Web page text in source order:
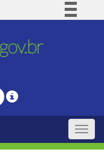
Comunica BR
Legislação
Toggle